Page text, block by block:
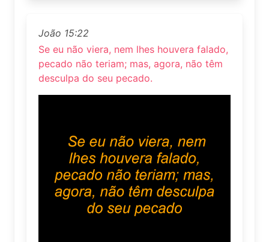
João 15:22
Se eu não viera, nem lhes houvera falado,
pecado não teriam; mas, agora, não têm
desculpa do seu pecado.